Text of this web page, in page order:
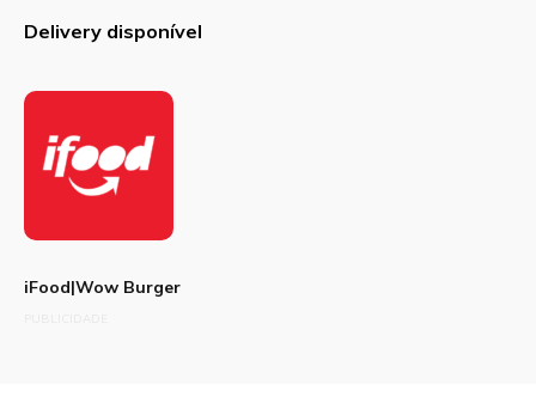
Delivery disponível
iFood|Wow Burger